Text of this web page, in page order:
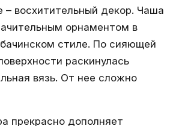
– восхитительный декор. Чаша
орнаментом в
стиле. По сияющей
раскинулась
вязь. От нее сложно
прекрасно дополняет